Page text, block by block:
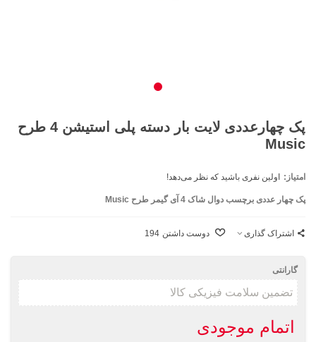
پک چهارعددی لایت بار دسته پلی استیشن 4 طرح
Music
امتیاز: اولین نفری باشید که نظر می‌دهد!
پک چهار عددی برچسب دوال شاک 4 آی‌ گیمر طرح Music
اشتراک گذاری دوست داشتن 194
گارانتی
اتمام موجودی